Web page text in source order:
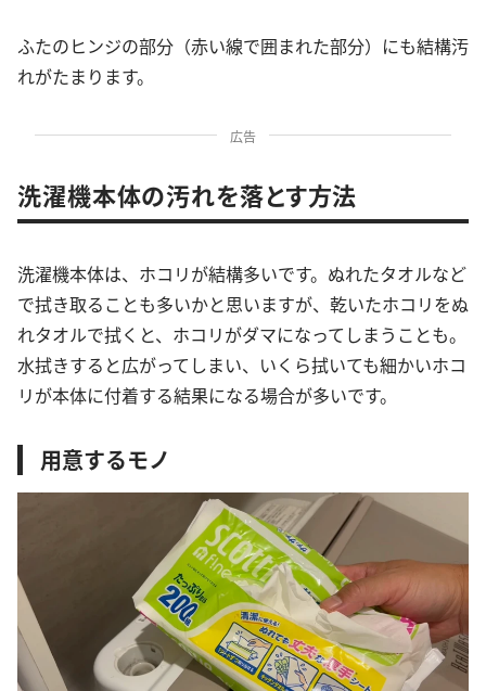
ふたのヒンジの部分（赤い線で囲まれた部分）にも結構汚
れがたまります。
広告
洗濯機本体の汚れを落とす方法
洗濯機本体は、ホコリが結構多いです。ぬれたタオルなど
で拭き取ることも多いかと思いますが、乾いたホコリをぬ
れタオルで拭くと、ホコリがダマになってしまうことも。
水拭きすると広がってしまい、いくら拭いても細かいホコ
リが本体に付着する結果になる場合が多いです。
用意するモノ